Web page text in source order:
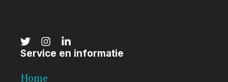
Service en informatie
Home